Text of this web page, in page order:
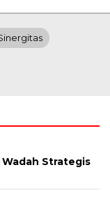
Wadah Strategis